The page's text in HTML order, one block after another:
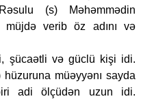
(s) Məhəmmədin
müjdə verib öz adını və
şücaətli və güclü kişi idi.
müəyyənı sayda
adi ölçüdən uzun idi.